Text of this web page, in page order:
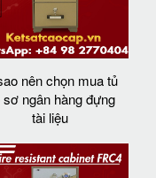
nên chọn mua tủ
sơ ngân hàng đựng
tài liệu